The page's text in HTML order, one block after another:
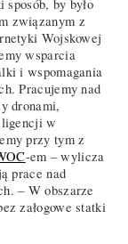
by było
związanym z
Wojskowej
wsparcia
i wspomagania
Pracujemy nad
dronami,
w
przy tym z
-em – wylicza
prace nad
– W obszarze
załogowe statki